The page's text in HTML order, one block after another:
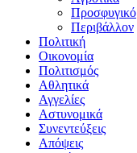
Προσφυγικό
Περιβάλλον
Πολιτική
Οικονομία
Πολιτισμός
Αθλητικά
Αγγελίες
Αστυνομικά
Συνεντεύξεις
Απόψεις